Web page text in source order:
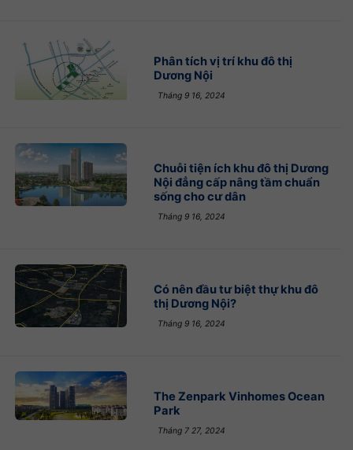
Phân tích vị trí khu đô thị
Dương Nội
Tháng 9 16, 2024
Chuỗi tiện ích khu đô thị Dương
Nội đẳng cấp nâng tầm chuẩn
sống cho cư dân
Tháng 9 16, 2024
Có nên đầu tư biệt thự khu đô
thị Dương Nội?
Tháng 9 16, 2024
The Zenpark Vinhomes Ocean
Park
Tháng 7 27, 2024